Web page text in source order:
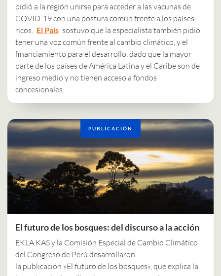
pidió a la región unirse para acceder a las vacunas de
COVID-19 con una postura común frente a los países
ricos.
El País sostuvo que la especialista también pidió
tener una voz común frente al cambio climático, y el
financiamiento para el desarrollo, dado que la mayor
parte de los países de América Latina y el Caribe son de
ingreso medio y no tienen acceso a fondos
concesionales.
PUBLICACIÓN
El futuro de los bosques: del discurso a la acción
EKLA KAS y la Comisión Especial de Cambio Climático
del Congreso de Perú desarrollaron
la publicación «El futuro de los bosques», que explica la